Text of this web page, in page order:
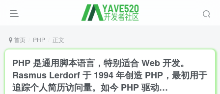
首页 PHP 正文
PHP 是通用脚本语言，特别适合 Web 开发。
Rasmus Lerdorf 于 1994 年创造 PHP，最初用于
追踪个人简历访问量。如今 PHP 驱动…